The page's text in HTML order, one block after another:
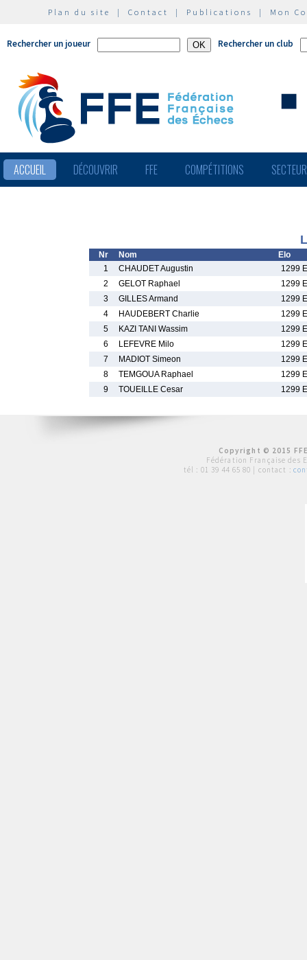
Plan du site | Contact | Publications | Mon
Rechercher un joueur Rechercher un club
ACCUEIL DÉCOUVRIR FFE COMPÉTITIONS
Nr Nom
Elo
1
CHAUDET Augustin
1299 E
2
GELOT Raphael
1299 E
3
GILLES Armand
1299 E
4
HAUDEBERT Charlie
1299 E
5
KAZI TANI Wassim
1299 E
6
LEFEVRE Milo
1299 E
7
MADIOT Simeon
1299 E
8
TEMGOUA Raphael
1299 E
9
TOUEILLE Cesar 1299 E
Copyright © 2015
Fédération Française des
tél : 01 39 44 65 80 | contact :